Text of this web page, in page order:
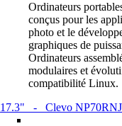
Ordinateurs
conçus pour les
photo et le
graphiques de
Ordinateurs
modulaires et
compatibilité Linux.
17.3" - Clevo